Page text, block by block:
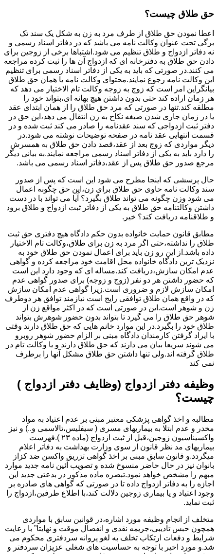
حق طلاق چیست؟
اعطا نمودن حق طلاق از طرف مرد به زن به شکل یک سند تک
برگی تحت عنوان وکالت نامه می باشد که در دفاتر اسناد رسمی و
نه دفاتر ازدواج و طلاق تنظیم می شود.اشتباها برخی از زوجین برای
دادن حق طلاق به دفترخانه ای که ازدواج آن ها را ثبت کرده مراجعه
می کنند.در صورتی که باید به یکی از دفاتر اسناد رسمی برای تنظیم
این وکالت نامه رجوع نمایند.محتوای وکالت نامه یا همان حق طلاق
بیانگراین امر است که زوج به زوجه وکالت تام الاختیار می دهد که
هر زمان اراده کند حتی بدون داشتن هیچ بهانه ای،بتواند خود را
مطلقه کند.تنها در صورتی که مرد حق طلاق را از همان ابتدای عقد
یا در زمان جاری شدن صیغه نکاح به زن انتقال می دهد،این حق در
دفتر ثبت ازدواجی که سند عقدنامه را صادر می کند ثبت شده و در
قسمت انتهایی عقد نامه در صفحه توضیحات نوشته می شود.در
دیگر مواردی که زوج بعد از عقد،قصد دادن حق طلاق به همسرش
را دارد باید به یکی از دفاتر اسناد رسمی مراجعه نمایند.به بیانی دیگر
مرجع صدور حق طلاق پس از عقد،دفاتر اسناد رسمی می باشد.
حال پرسشی که اینجا مطرح می شود این است که پس از صدور
سند وکالت نامه حاوی حق طلاق برای زن،این حق چگونه اعمال
می شود وزن چگونه می تواند طلاق بگیرد؟ آیا می تواند با در دست
داشتن وکالتنامه حق طلاق به یکی از دفاتر ثبت ازدواج و طلاق برود
و طلاقنامه دریافت کند؟ خیر.
مطابق قانون حمایت خانواده بدون حکم دادگاه هیچ دفتری حق ثبت
طلاق را نداشته،حتی اگر مرد به زن برای طلاق،وکالت تام الاختیار
داده باشد.از این رو زن باید برای اعمال نمودن حق طلاق خود به
نزدیک ترین دادگاه خانواده محل اقامت خود مراجعه کرده و گواهی
عدم امکان سازش،دریافت کند.مساله ای که وجود دارد این است
که حضور داشتن هر دو نفر (زوج و زوجه) برای صدور گواهی عدم
امکان سازش لازم و ضروری است.زیرا گواهی عدم امکان سازش
که در واقع همان طلاق توافقی رایج است نیازمند توافق هر دوطرف
زن و شوهر است.این در صورتی است که در اکثر مواقع زن از
شوهر حق طلاق را می گیرد تا بتواند بدون حضور شوهرش بتواند
طلاق خود را بگیرد.در این موارد خانم هایی که حق طلاق دارند وقتی
با ایراد گرفتن کارمندان دادگاه مبنی بر الزام حضور شوهر روبرو
می شوند سریعا بیان می دارند که حق طلاق دارند و یا وکالت تام در
طلاق گرفته اند.ولی تنها داشتن حق طلاق مشکل آنها را برطرف
نمی کند
وظیفه دفتر ازدواج (وظایف دفتر ازدواج )
چیست؟
مطالبه و اخذ گواهی پزشکی معتبر مبنی بر عدم اعتیاد به مواد
مخدر و عدم ابتلا به بیماریهای مسری ( سیفلیس،تالاسمی و..) و نیز
واکسیناسیون زوجین،قبل از ثبت ازدواج (ماده ۲۳ ).فهرست
بیماریهای مد نظر قانون از سوی وزارت بهداشت به دفاتر اعلام
میگردد.و قانون سابق مبنی بر اخذ گواهی تزریق واکسن ضد کزاز
بانوان نیز در حال حاضر منسوخ شده و تصویب آئین نامه جدید موارد
مبهم را مشخص خواهد نمود.تبصره ماده مذکور در بدعتی جدید این
اجازه را به دفاتر ازدواج داده تا در صورتی که گواهی های صادره بر
وجود اعتیاد و یا بیماری زوجین دلالت کند،با اطلاع طرفین،ازدواج را
ثبت نماید.
متخلف از انجام وظیفه مورد اشاره،در قوانین سابق با مواردی
همچون حبس تادیبی،جریمه نقدی و انفصال موقت و نهایتا” با رعایت
شرایط و دفعات ارتکاب تخلف به لغو پروانه سردفتری محکوم می
شد.و مورد اخیر با توجه به حساسیت های شغلی عزیزان سردفتر و